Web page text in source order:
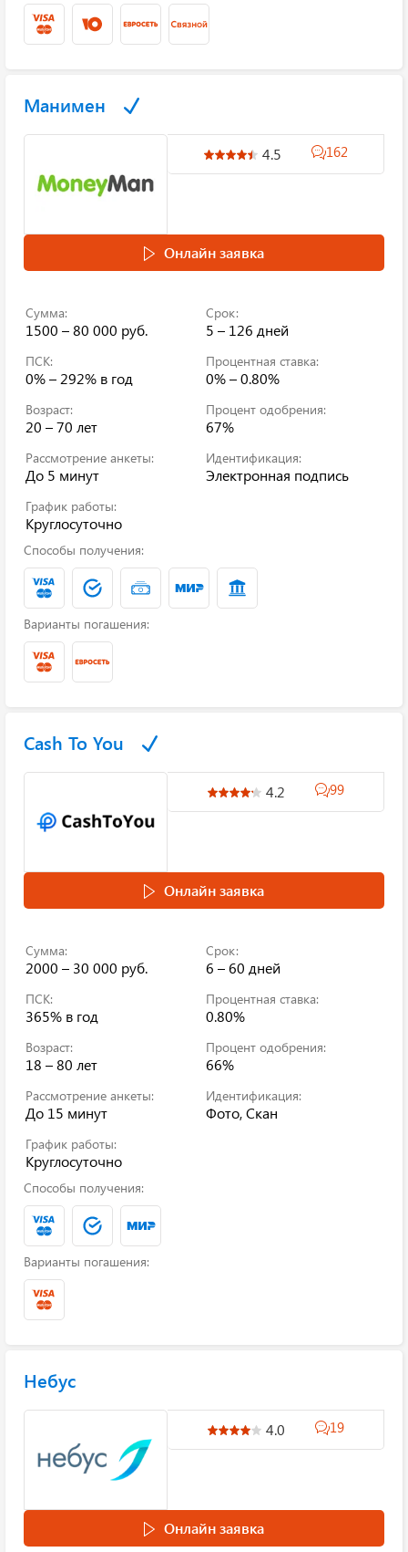
Манимен
4.5 162
Онлайн заявка
Сумма:
1500 – 80 000 руб.
Срок:
5 – 126 дней
ПСК:
0% – 292% в год
Процентная ставка:
0% – 0.80%
Возраст:
20 – 70 лет
Процент одобрения:
67%
Рассмотрение анкеты:
До 5 минут
Идентификация:
Электронная подпись
График работы:
Круглосуточно
Способы получения:
Варианты погашения:
Cash To You
4.2 99
Онлайн заявка
Сумма:
2000 – 30 000 руб.
Срок:
6 – 60 дней
ПСК:
365% в год
Процентная ставка:
0.80%
Возраст:
18 – 80 лет
Процент одобрения:
66%
Рассмотрение анкеты:
До 15 минут
Идентификация:
Фото, Скан
График работы:
Круглосуточно
Способы получения:
Варианты погашения:
Небус
4.0 19
Онлайн заявка